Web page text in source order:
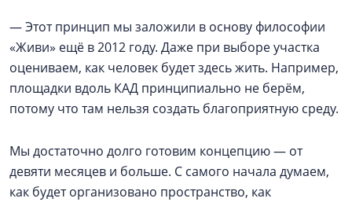
— Этот принцип мы заложили в основу философии
«Живи» ещё в 2012 году. Даже при выборе участка
оцениваем, как человек будет здесь жить. Например,
площадки вдоль КАД принципиально не берём,
потому что там нельзя создать благоприятную среду.
Мы достаточно долго готовим концепцию — от
девяти месяцев и больше. С самого начала думаем,
как будет организовано пространство, как